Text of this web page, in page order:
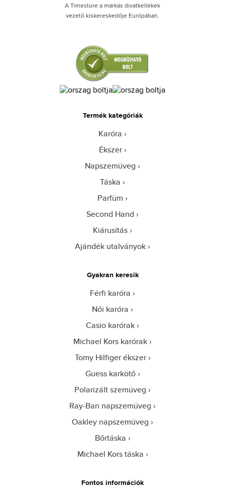
A Timestore a márkás divatkellékek
vezető kiskereskedője Európában.
Termék kategóriák
Karóra
Ékszer
Napszemüveg
Táska
Parfüm
Second Hand
Kiárusítás
Ajándék utalványok
Gyakran keresik
Férfi karóra
Női karóra
Casio karórak
Michael Kors karórak
Tomy Hilfiger ékszer
Guess karkötő
Polarizált szemüveg
Ray-Ban napszemüveg
Oakley napszemüveg
Bőrtáska
Michael Kors táska
Fontos információk